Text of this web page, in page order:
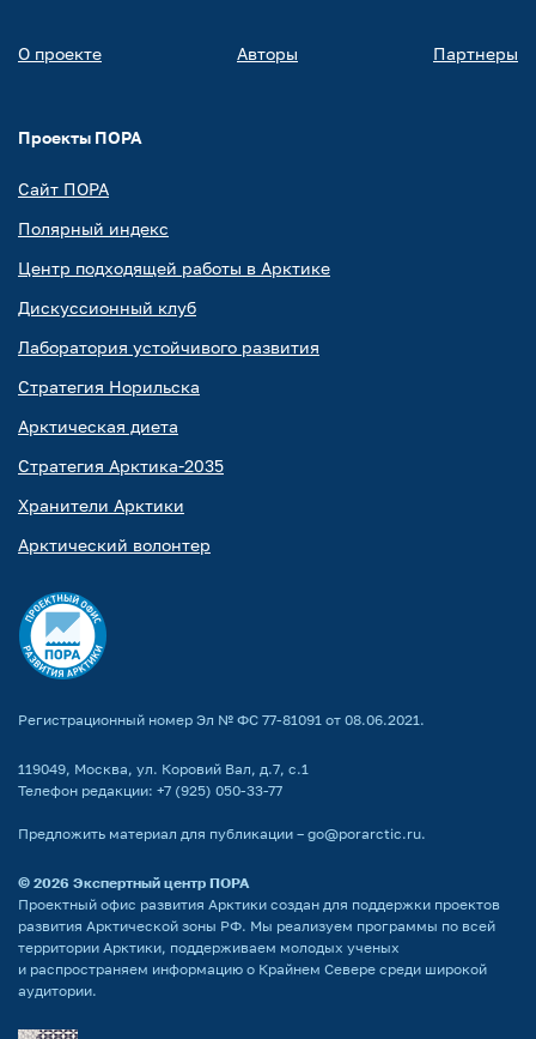
О проекте Авторы Партнеры
Проекты ПОРА
Сайт ПОРА
Полярный индекс
Центр подходящей работы в Арктике
Дискуссионный клуб
Лаборатория устойчивого развития
Стратегия Норильска
Арктическая диета
Стратегия Арктика-2035
Хранители Арктики
Арктический волонтер
Регистрационный номер Эл № ФС 77-81091 от 08.06.2021.
119049, Москва, ул. Коровий Вал, д.7, с.1
Телефон редакции: +7 (925) 050-33-77
Предложить материал для публикации – go@porarctic.ru.
© 2026 Экспертный центр ПОРА
Проектный офис развития Арктики создан для поддержки проектов
развития Арктической зоны РФ. Мы реализуем программы по всей
территории Арктики, поддерживаем молодых ученых
и распространяем информацию о Крайнем Севере среди широкой
аудитории.